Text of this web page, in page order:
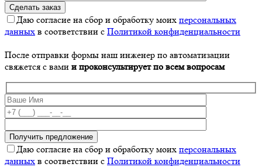
Даю согласие на сбор и обработку моих персональных
данных в соответствии с Политикой конфиденциальности
После отправки формы наш инженер по автоматизации
свяжется с вами и проконсультирует по всем вопросам
Даю согласие на сбор и обработку моих персональных
данных в соответствии с Политикой конфиденциальности